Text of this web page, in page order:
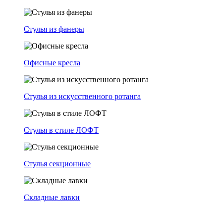
Стулья из фанеры
Офисные кресла
Стулья из искусственного ротанга
Стулья в стиле ЛОФТ
Стулья секционные
Складные лавки